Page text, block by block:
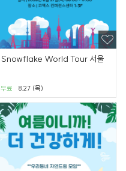
Snowflake World Tour 서울
8.27 (목)
무료